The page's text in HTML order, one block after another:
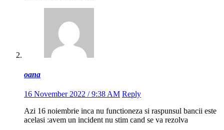
oana
16 November 2022 / 9:38 AM Reply
Azi 16 noiembrie inca nu functioneza si raspunsul bancii este
acelasi :avem un incident nu stim cand se va rezolva